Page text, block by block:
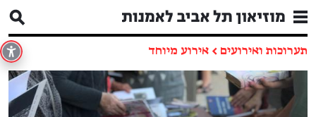
תערוכות ואירועים ← אירוע מיוחד